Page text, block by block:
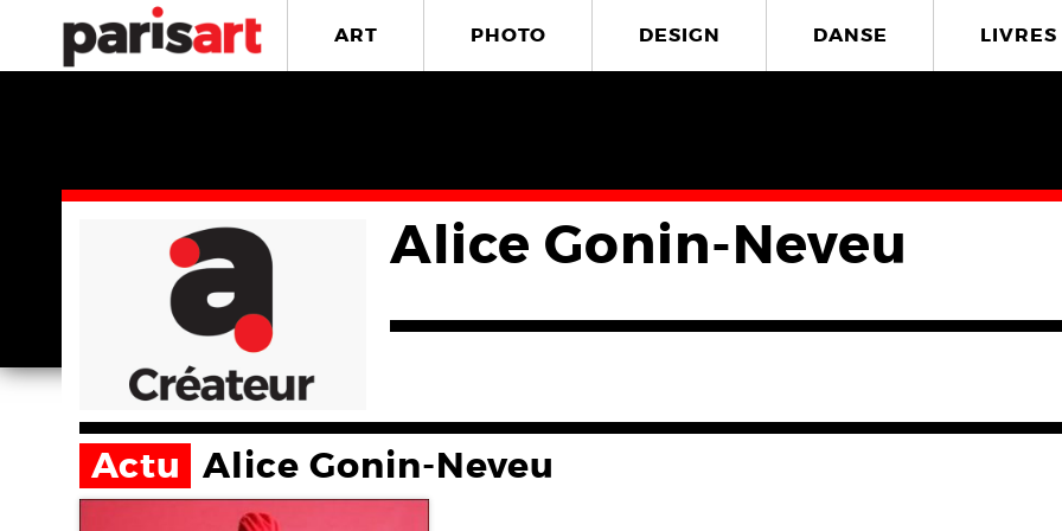
ART PHOTO DESIGN DANSE LIVRES
Alice Gonin-Neveu
Actu Alice Gonin-Neveu